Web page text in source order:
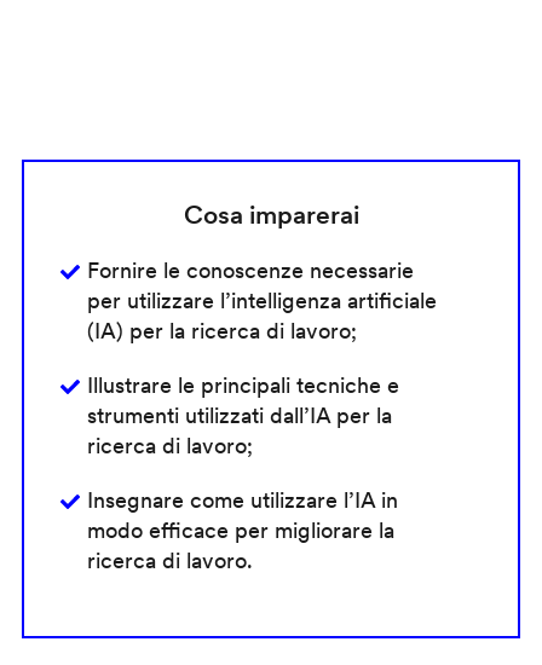
Cosa imparerai
Fornire le conoscenze necessarie
per utilizzare l’intelligenza artificiale
(IA) per la ricerca di lavoro;
Illustrare le principali tecniche e
strumenti utilizzati dall’IA per la
ricerca di lavoro;
Insegnare come utilizzare l’IA in
modo efficace per migliorare la
ricerca di lavoro.